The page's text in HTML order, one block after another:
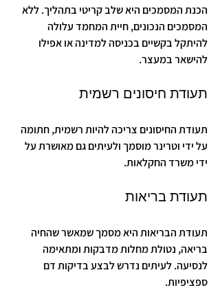
הכנת המסמכים היא שלב קריטי בתהליך. ללא
המסמכים הנכונים, חיית המחמד עלולה
להיתקל בקשיים בכניסה למדינה או אפילו
להישאר במעצר.
תעודת חיסונים רשמית
תעודת החיסונים צריכה להיות רשמית, חתומה
על ידי וטרינר מוסמך ולעיתים גם מאושרת על
ידי משרד החקלאות.
תעודת בריאות
תעודת הבריאות היא מסמך שמאשר שהחיה
בריאה, נטולת מחלות מדבקות ומתאימה
לנסיעה. לעיתים נדרש לבצע בדיקות דם
ספציפיות.